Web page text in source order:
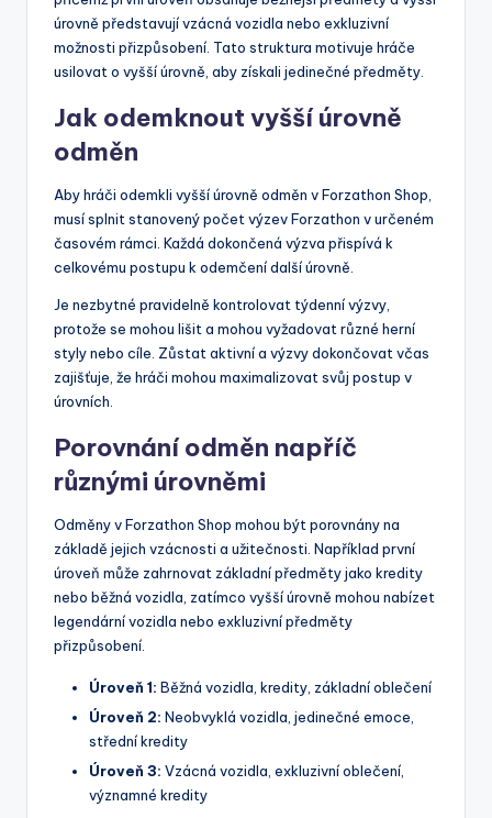
úrovně představují vzácná vozidla nebo exkluzivní
možnosti přizpůsobení. Tato struktura motivuje hráče
usilovat o vyšší úrovně, aby získali jedinečné předměty.
Jak odemknout vyšší úrovně
odměn
Aby hráči odemkli vyšší úrovně odměn v Forzathon Shop,
musí splnit stanovený počet výzev Forzathon v určeném
časovém rámci. Každá dokončená výzva přispívá k
celkovému postupu k odemčení další úrovně.
Je nezbytné pravidelně kontrolovat týdenní výzvy,
protože se mohou lišit a mohou vyžadovat různé herní
styly nebo cíle. Zůstat aktivní a výzvy dokončovat včas
zajišťuje, že hráči mohou maximalizovat svůj postup v
úrovních.
Porovnání odměn napříč
různými úrovněmi
Odměny v Forzathon Shop mohou být porovnány na
základě jejich vzácnosti a užitečnosti. Například první
úroveň může zahrnovat základní předměty jako kredity
nebo běžná vozidla, zatímco vyšší úrovně mohou nabízet
legendární vozidla nebo exkluzivní předměty
přizpůsobení.
Úroveň 1: Běžná vozidla, kredity, základní oblečení
Úroveň 2: Neobvyklá vozidla, jedinečné emoce,
střední kredity
Úroveň 3: Vzácná vozidla, exkluzivní oblečení,
významné kredity